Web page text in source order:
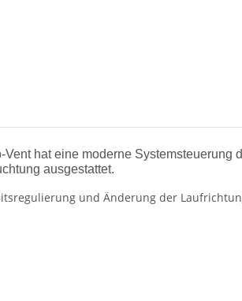
hat eine moderne
ausgestattet.
und Änderung der